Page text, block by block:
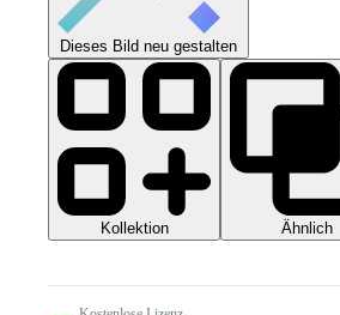
Dieses Bild neu gestalten
Kollektion Ähnlich